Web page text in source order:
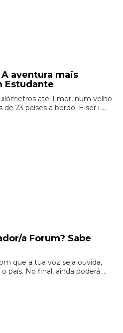
aventura mais
Estudante
até Timor, num velho
23 países a bordo. E ser i ...
a Forum? Sabe
que a tua voz seja ouvida,
país. No final, ainda poderá ...